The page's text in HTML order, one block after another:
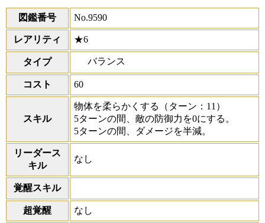
図鑑番号 No.9590
レアリティ ★6
タイプ バランス
コスト 60
スキル
物体を柔らかくする
（ターン：11）
5ターンの間、敵の防御力を0にする。
5ターンの間、ダメージを半減。
リーダース
キル
なし
覚醒スキル
超覚醒 なし